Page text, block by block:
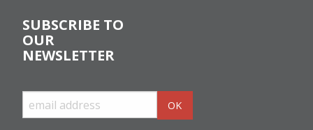
SUBSCRIBE TO
OUR
NEWSLETTER